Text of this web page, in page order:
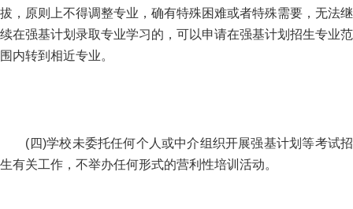
拔，原则上不得调整专业，确有特殊困难或者特殊需要，无法继
续在强基计划录取专业学习的，可以申请在强基计划招生专业范
围内转到相近专业。
(四)学校未委托任何个人或中介组织开展强基计划等考试招
生有关工作，不举办任何形式的营利性培训活动。